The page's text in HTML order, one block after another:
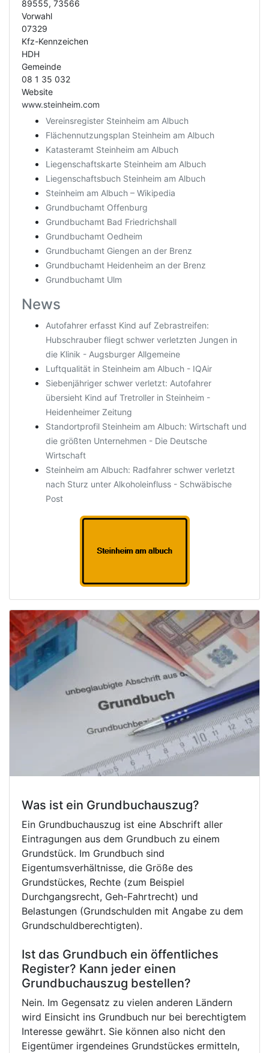
89555, 73566
Vorwahl
07329
Kfz-Kennzeichen
HDH
Gemeinde
08 1 35 032
Website
www.steinheim.com
Vereinsregister Steinheim am Albuch
Flächennutzungsplan Steinheim am Albuch
Katasteramt Steinheim am Albuch
Liegenschaftskarte Steinheim am Albuch
Liegenschaftsbuch Steinheim am Albuch
Steinheim am Albuch – Wikipedia
Grundbuchamt Offenburg
Grundbuchamt Bad Friedrichshall
Grundbuchamt Oedheim
Grundbuchamt Giengen an der Brenz
Grundbuchamt Heidenheim an der Brenz
Grundbuchamt Ulm
News
Autofahrer erfasst Kind auf Zebrastreifen:
Hubschrauber fliegt schwer verletzten Jungen in
die Klinik - Augsburger Allgemeine
Luftqualität in Steinheim am Albuch - IQAir
Siebenjähriger schwer verletzt: Autofahrer
übersieht Kind auf Tretroller in Steinheim -
Heidenheimer Zeitung
Standortprofil Steinheim am Albuch: Wirtschaft und
die größten Unternehmen - Die Deutsche
Wirtschaft
Steinheim am Albuch: Radfahrer schwer verletzt
nach Sturz unter Alkoholeinfluss - Schwäbische
Post
Was ist ein Grundbuchauszug?
Ein Grundbuchauszug ist eine Abschrift aller
Eintragungen aus dem Grundbuch zu einem
Grundstück. Im Grundbuch sind
Eigentumsverhältnisse, die Größe des
Grundstückes, Rechte (zum Beispiel
Durchgangsrecht, Geh-Fahrtrecht) und
Belastungen (Grundschulden mit Angabe zu dem
Grundschuldberechtigten).
Ist das Grundbuch ein öffentliches
Register? Kann jeder einen
Grundbuchauszug bestellen?
Nein. Im Gegensatz zu vielen anderen Ländern
wird Einsicht ins Grundbuch nur bei berechtigtem
Interesse gewährt. Sie können also nicht den
Eigentümer irgendeines Grundstückes ermitteln,